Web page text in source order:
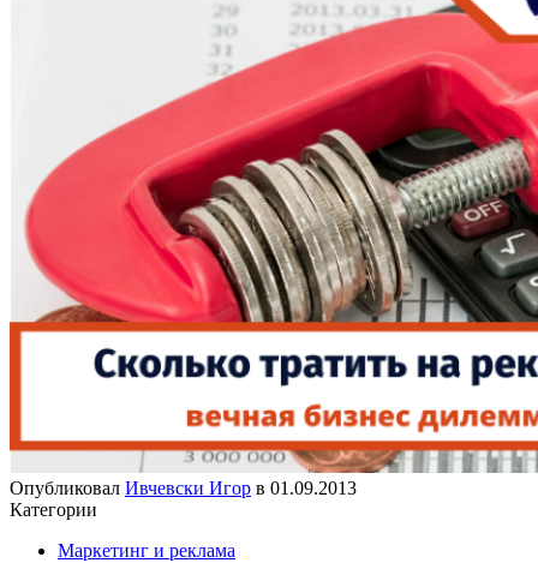
Опубликовал Ивчевски Игор в 01.09.2013
Категории
Маркетинг и реклама